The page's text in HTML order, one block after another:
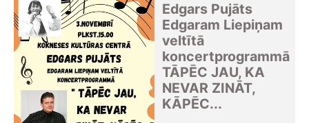
Edgars Pujāts
Edgaram Liepiņam
veltītā
koncertprogrammā
TĀPĒC JAU, KA
NEVAR ZINĀT,
KĀPĒC...